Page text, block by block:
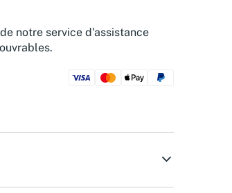
notre service d'assistance